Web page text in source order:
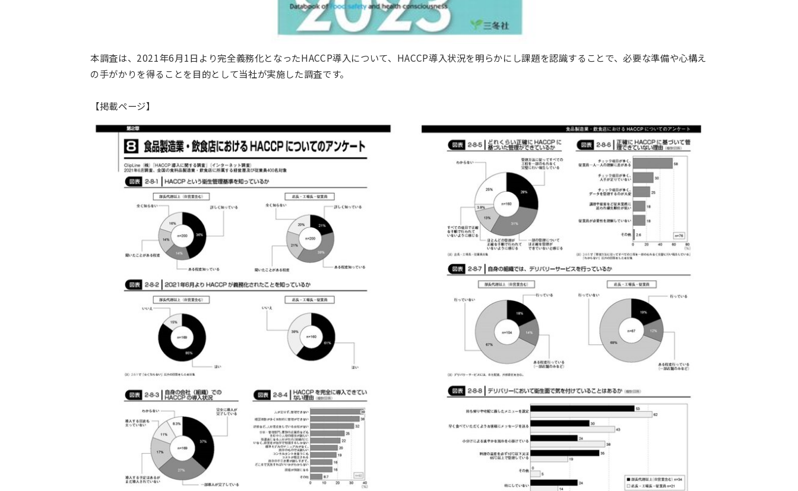
本調査は、2021年6月1日より完全義務化となったHACCP導入について、HACCP導入状況を明らかにし課題を認識することで、必要な準備や心構え
の手がかりを得ることを目的として当社が実施した調査です。
【掲載ページ】